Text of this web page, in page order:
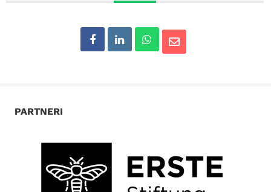
PARTNERI